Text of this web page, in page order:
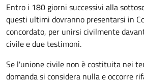
Entro i 180 giorni successivi alla
questi ultimi dovranno presentarsi in
concordato, per unirsi civilmente
civilee due testimoni.
Se l'unione civile non è costituita nei
domanda si considera nulla e occorre